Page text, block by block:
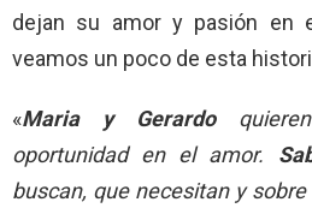
dejan su amor y pasión en
veamos un poco de esta
«Maria y Gerardo
oportunidad en el amor.
buscan, que necesitan y